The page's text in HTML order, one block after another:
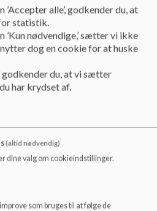
også
Sendes til
til
19.15-
19.45
af både
alle’, godkender du, at
statistik.
nødvendige,’ sætter vi ikke
dog en cookie for at huske
godkender du, at vi sætter
har krydset af.
(altid nødvendig)
dine valg om cookieindstillinger.
som bruges til at følge de